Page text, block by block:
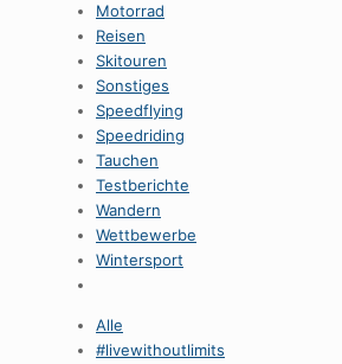
Motorrad
Reisen
Skitouren
Sonstiges
Speedflying
Speedriding
Tauchen
Testberichte
Wandern
Wettbewerbe
Wintersport
Alle
#livewithoutlimits